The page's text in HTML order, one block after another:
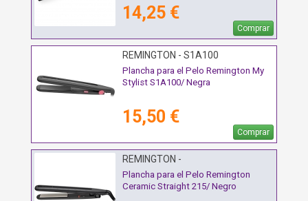
14,25 €
Comprar
REMINGTON - S1A100
Plancha para el Pelo Remington My
Stylist S1A100/ Negra
15,50 €
Comprar
REMINGTON -
Plancha para el Pelo Remington
Ceramic Straight 215/ Negro